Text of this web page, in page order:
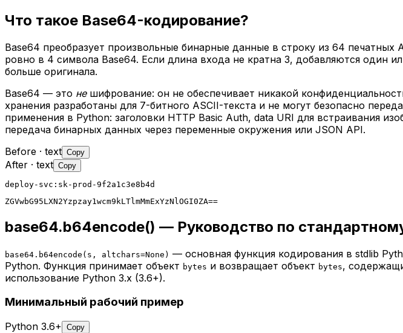
Что такое Base64-кодирование?
Base64 преобразует произвольные бинарные данные в строку из 64 печатных
ровно в 4 символа Base64. Если длина входа не кратна 3, добавляются один
больше оригинала.
Base64 — это нешифрование: он не обеспечивает никакой
хранения разработаны для 7-битного ASCII-текста и не могут безопасно
применения в Python: заголовки HTTP Basic Auth, data URI для встраивания
передача бинарных данных через переменные окружения или JSON API.
Before · text Copy
After · text Copy
deploy-svc:sk-prod-9f2a1c3e8b4d
ZGVwbG95LXN2Yzpzay1wcm9kLTlmMmExYzNlOGI0ZA==
base64.b64encode() — Руководство по
base64.b64encode(s, altchars=None) — основная функция кодирования в stdlib
Python. Функция принимает объект bytes и возвращает объект bytes,
использование Python 3.x (3.6+).
Минимальный рабочий пример
Python 3.6+ Copy